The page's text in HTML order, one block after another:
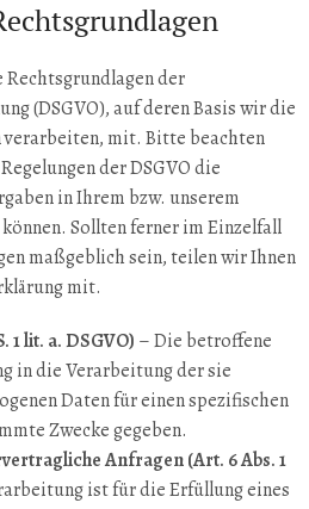
der
(DSGVO), auf deren Basis wir die
verarbeiten, mit. Bitte beachten
der DSGVO die
in Ihrem bzw. unserem
Sollten ferner im Einzelfall
maßgeblich sein, teilen wir Ihnen
mit.
1 lit. a. DSGVO) – Die betroffene
in die Verarbeitung der sie
Daten für einen spezifischen
Zwecke gegeben.
Anfragen (Art. 6 Abs. 1
ist für die Erfüllung eines